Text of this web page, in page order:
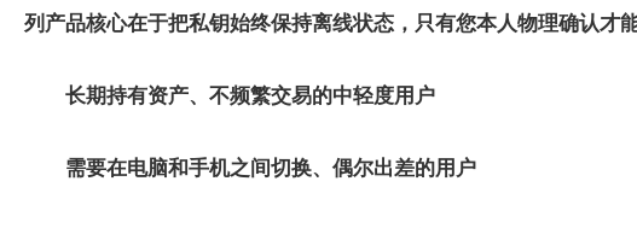
列产品核心在于把私钥始终保持离线状态，只有您本人物理确认才
长期持有资产、不频繁交易的中轻度用户
需要在电脑和手机之间切换、偶尔出差的用户